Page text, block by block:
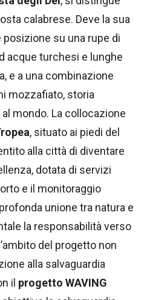
calabrese. Deve la sua
su una rupe di
acque turchesi e lunghe
e a una combinazione
mozzafiato, storia
mondo. La collocazione
, situato ai piedi del
alla città di diventare
dotata di servizi
e il monitoraggio
unione tra natura e
la responsabilità verso
del progetto non
alla salvaguardia
il progetto WAVING